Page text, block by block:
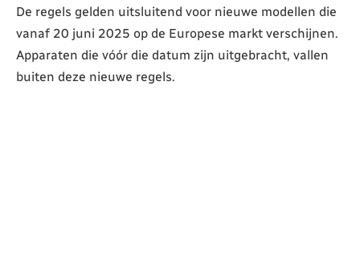
De regels gelden uitsluitend voor nieuwe modellen die
vanaf 20 juni 2025 op de Europese markt verschijnen.
Apparaten die vóór die datum zijn uitgebracht, vallen
buiten deze nieuwe regels.